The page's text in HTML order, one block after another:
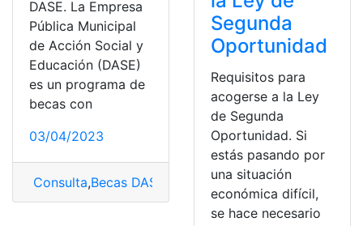
DASE. La Empresa
Pública Municipal
de Acción Social y
Educación (DASE)
es un programa de
becas con
03/04/2023
Consulta,Becas DASE Programa de becas DASE
Segunda
Oportunidad
Requisitos para
acogerse a la Ley
de Segunda
Oportunidad. Si
estás pasando por
una situación
económica difícil,
se hace necesario